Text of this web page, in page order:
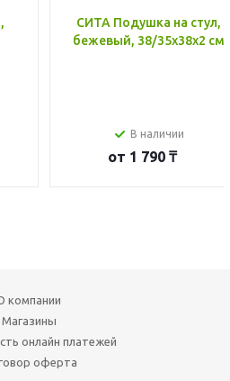
СИТА Подушка на стул,
бежевый, 38/35x38x2 см
В наличии
от 1 790 ₸
компании
Магазины
онлайн платежей
оферта